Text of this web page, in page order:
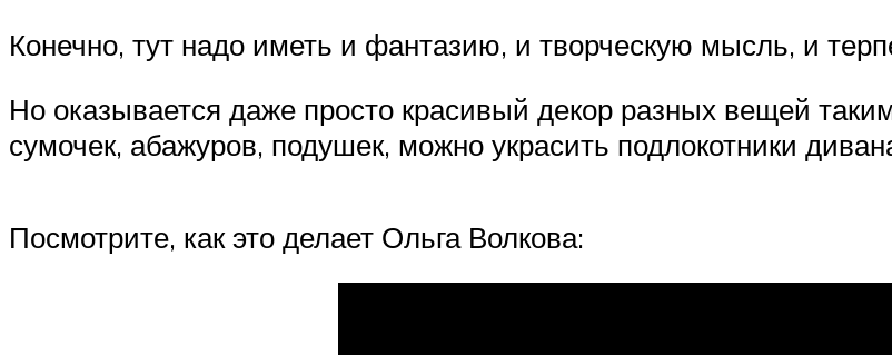
Конечно, тут надо иметь и фантазию, и творческую мысль, и
Но оказывается даже просто красивый декор разных вещей
сумочек, абажуров, подушек, можно украсить подлокотники
Посмотрите, как это делает Ольга Волкова: